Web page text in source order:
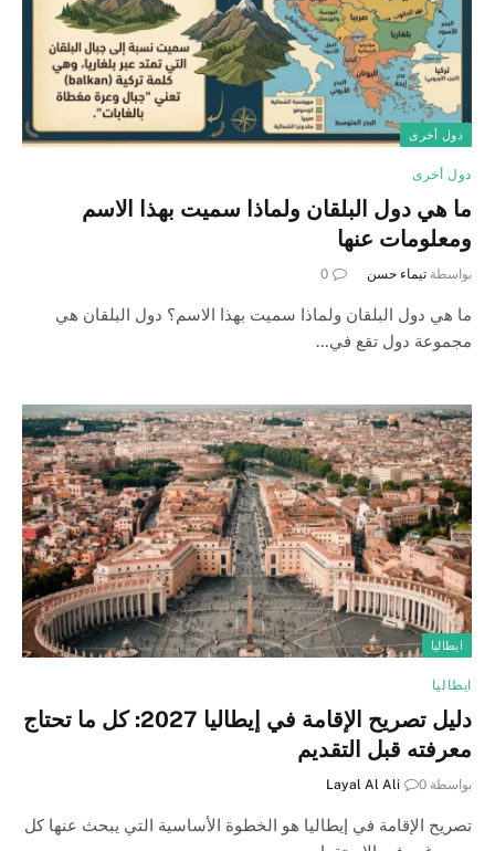
دول أخرى
دول أخرى
ما هي دول البلقان ولماذا سميت بهذا الاسم
ومعلومات عنها
بواسطة تيماء حسن 0
ما هي دول البلقان ولماذا سميت بهذا الاسم؟ دول البلقان هي
مجموعة دول تقع في…
ايطاليا
ايطاليا
دليل تصريح الإقامة في إيطاليا 2027: كل ما تحتاج
معرفته قبل التقديم
بواسطة Layal Al Ali 0
تصريح الإقامة في إيطاليا هو الخطوة الأساسية التي يبحث عنها كل